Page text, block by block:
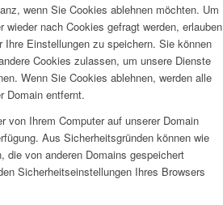
wenn Sie Cookies ablehnen möchten. Um
nach Cookies gefragt werden, erlauben
Einstellungen zu speichern. Sie können
Cookies zulassen, um unsere Dienste
Wenn Sie Cookies ablehnen, werden alle
Domain entfernt.
von Ihrem Computer auf unserer Domain
Aus Sicherheitsgründen können wie
die von anderen Domains gespeichert
Sicherheitseinstellungen Ihres Browsers